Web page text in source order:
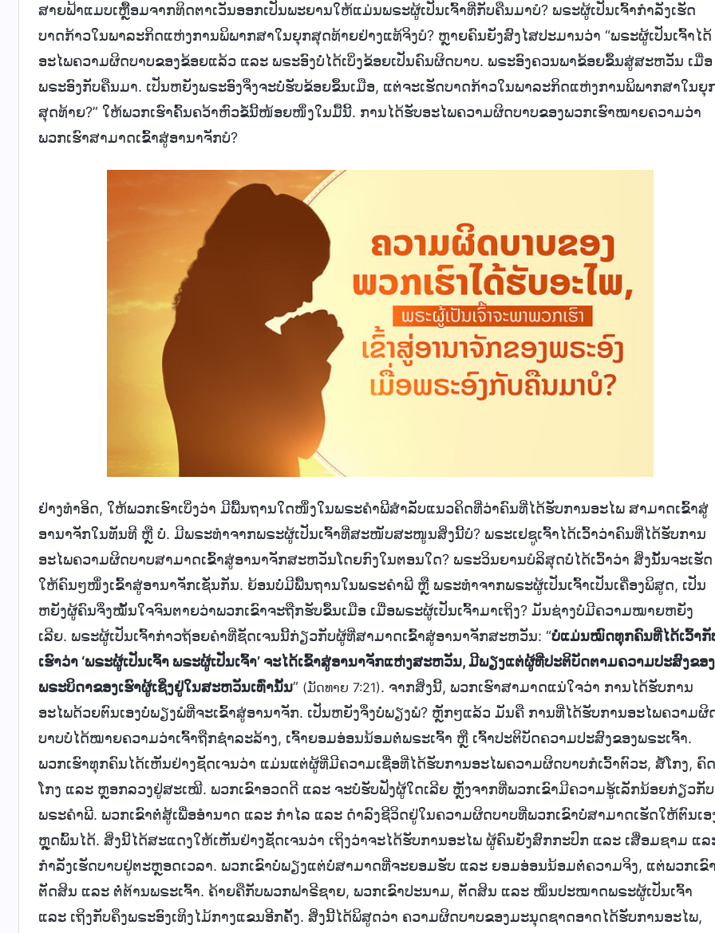
ສາຍຟ້າແມບເຫຼື້ອມຈາກທິດຕາເວັນອອກເປັນພະຍານໃຫ້ແມ່ນພຣະຜູ້ເປັນເຈົ້າທີ່ກັບຄືນມາບໍ? ພຣະຜູ້ເປັນເຈົ້າກຳລັງເຮັດ
ບາດກ້າວໃນພາລະກິດແຫ່ງການພິພາກສາໃນຍຸກສຸດທ້າຍຢ່າງແທ້ຈິງບໍ? ຫຼາຍຄົນຍັງສົງໄສປະມານວ່າ “ພຣະຜູ້ເປັນເຈົ້າໄດ້
ອະໄພຄວາມຜິດບາບຂອງຂ້ອຍແລ້ວ ແລະ ພຣະອົງບໍ່ໄດ້ເບິ່ງຂ້ອຍເປັນຄົນຜິດບາບ. ພຣະອົງຄວນພາຂ້ອຍຂຶ້ນສູ່ສະຫວັນ ເມື່ອ
ພຣະອົງກັບຄືນມາ. ເປັນຫຍັງພຣະອົງຈຶ່ງຈະບໍ່ຮັບຂ້ອຍຂຶ້ນເມືອ, ແຕ່ຈະເຮັດບາດກ້າວໃນພາລະກິດແຫ່ງການພິພາກສາໃນຍຸ
ສຸດທ້າຍ?” ໃຫ້ພວກເຮົາຄົ້ນຄວ້າຫົວຂໍ້ນີ້ໜ້ອຍໜຶ່ງໃນມື້ນີ້. ການໄດ້ຮັບອະໄພຄວາມຜິດບາບຂອງພວກເຮົາໝາຍຄວາມວ່າ
ພວກເຮົາສາມາດເຂົ້າສູ່ອານາຈັກບໍ?
ຢ່າງທຳອິດ, ໃຫ້ພວກເຮົາເບິ່ງວ່າ ມີພື້ນຖານໃດໜຶ່ງໃນພຣະຄຳພີສຳລັບແນວຄິດທີ່ວ່າຄົນທີ່ໄດ້ຮັບການອະໄພ ສາມາດເຂົ້າສູ່
ອານາຈັກໃນທັນທີ ຫຼື ບໍ່. ມີພຣະທຳຈາກພຣະຜູ້ເປັນເຈົ້າທີ່ສະໜັບສະໜູນສິ່ງນີ້ບໍ? ພຣະເຢຊູເຈົ້າໄດ້ເວົ້າວ່າຄົນທີ່ໄດ້ຮັບການ
ອະໄພຄວາມຜິດບາບສາມາດເຂົ້າສູ່ອານາຈັກສະຫວັນໂດຍກົງໃນຕອນໃດ? ພຣະວິນຍານບໍລິສຸດບໍ່ໄດ້ເວົ້າວ່າ ສິ່ງນັ້ນຈະເຮັດ
ໃຫ້ຄົນໆໜຶ່ງເຂົ້າສູ່ອານາຈັກເຊັ່ນກັນ. ຍ້ອນບໍ່ມີພື້ນຖານໃນພຣະຄຳພີ ຫຼື ພຣະທຳຈາກພຣະຜູ້ເປັນເຈົ້າເປັນເຄື່ອງພິສູດ, ເປັນ
ຫຍັງຜູ້ຄົນຈຶ່ງໝັ້ນໃຈຈົນຕາຍວ່າພວກເຂົາຈະຖືກຮັບຂຶ້ນເມືອ ເມື່ອພຣະຜູ້ເປັນເຈົ້າມາເຖິງ? ມັນຊ່າງບໍ່ມີຄວາມໝາຍຫຍັງ
ເລີຍ. ພຣະຜູ້ເປັນເຈົ້າກ່າວຖ້ອຍຄຳທີ່ຊັດເຈນນີ້ກ່ຽວກັບຜູ້ທີ່ສາມາດເຂົ້າສູ່ອານາຈັກສະຫວັນ: “ບໍ່ແມ່ນໝົດທຸກຄົນທີ່ໄດ້ເວົ້າກັ
ເຮົາວ່າ ‘ພຣະຜູ້ເປັນເຈົ້າ ພຣະຜູ້ເປັນເຈົ້າ’ ຈະໄດ້ເຂົ້າສູ່ອານາຈັກແຫ່ງສະຫວັນ, ມີພຽງແຕ່ຜູ້ທີ່ປະຕິບັດຕາມຄວາມປະສົງຂອງ
ພຣະບິດາຂອງເຮົາຜູ້ເຊິ່ງຢູ່ໃນສະຫວັນເທົ່ານັ້ນ” (ມັດທາຍ 7:21). ຈາກສິ່ງນີ້, ພວກເຮົາສາມາດແນ່ໃຈວ່າ ການໄດ້ຮັບການ
ອະໄພດ້ວຍຕົນເອງບໍ່ພຽງພໍທີ່ຈະເຂົ້າສູ່ອານາຈັກ. ເປັນຫຍັງຈຶ່ງບໍ່ພຽງພໍ? ຫຼັກໆແລ້ວ ມັນຄື ການທີ່ໄດ້ຮັບການອະໄພຄວາມຜິ
ບາບບໍ່ໄດ້ໝາຍຄວາມວ່າເຈົ້າຖືກຊໍາລະລ້າງ, ເຈົ້າຍອມອ່ອນນ້ອມຕໍ່ພຣະເຈົ້າ ຫຼື ເຈົ້າປະຕິບັດຄວາມປະສົງຂອງພຣະເຈົ້າ.
ພວກເຮົາທຸກຄົນໄດ້ເຫັນຢ່າງຊັດເຈນວ່າ ແມ່ນແຕ່ຜູ້ທີ່ມີຄວາມເຊື່ອທີ່ໄດ້ຮັບການອະໄພຄວາມຜິດບາບກໍເວົ້າຕົວະ, ສໍ້ໂກງ, ຄົດ
ໂກງ ແລະ ຫຼອກລວງຢູ່ສະເໝີ. ພວກເຂົາອວດດີ ແລະ ຈະບໍ່ຮັບຟັງຜູ້ໃດເລີຍ ຫຼັງຈາກທີ່ພວກເຂົາມີຄວາມຮູ້ເລັກນ້ອຍກ່ຽວກັບ
ພຣະຄຳພີ. ພວກເຂົາຕໍ່ສູ້ເພື່ອອຳນາດ ແລະ ກຳໄລ ແລະ ດຳລົງຊີວິດຢູ່ໃນຄວາມຜິດບາບທີ່ພວກເຂົາບໍ່ສາມາດເຮັດໃຫ້ຕົນເອ
ຫຼຸດພົ້ນໄດ້. ສິ່ງນີ້ໄດ້ສະແດງໃຫ້ເຫັນຢ່າງຊັດເຈນວ່າ ເຖິງວ່າຈະໄດ້ຮັບການອະໄພ ຜູ້ຄົນຍັງສົກກະປົກ ແລະ ເສື່ອມຊາມ ແລ
ກຳລັງເຮັດບາບຢູ່ຕະຫຼອດເວລາ. ພວກເຂົາບໍ່ພຽງແຕ່ບໍ່ສາມາດທີ່ຈະຍອມຮັບ ແລະ ຍອມອ່ອນນ້ອມຕໍ່ຄວາມຈິງ, ແຕ່ພວກເຂົາ
ຕັດສິນ ແລະ ຕໍ່ຕ້ານພຣະເຈົ້າ. ຄ້າຍຄືກັບພວກຟາຣີຊາຍ, ພວກເຂົາປະນາມ, ຕັດສິນ ແລະ ໝິ່ນປະໝາດພຣະຜູ້ເປັນເຈົ້າ
ແລະ ເຖິງກັບຄຶງພຣະອົງເທິງໄມ້ກາງແຂນອີກຄັ້ງ. ສິ່ງນີ້ໄດ້ພິສູດວ່າ ຄວາມຜິດບາບຂອງມະນຸດຊາດອາດໄດ້ຮັບການອະໄພ,